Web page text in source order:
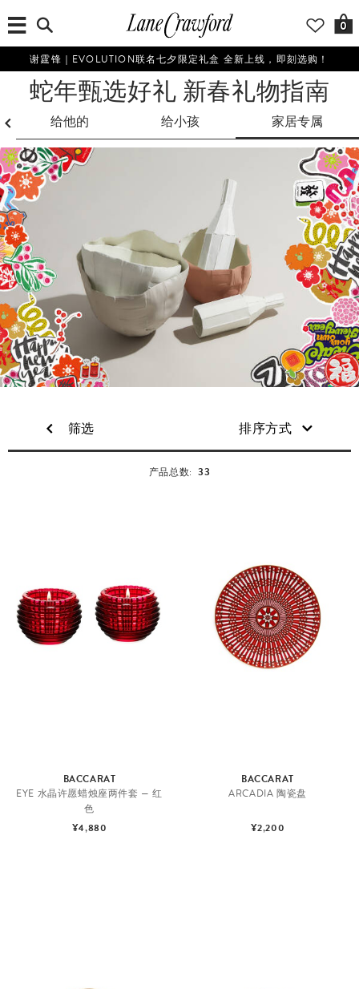
0
谢霆锋｜EVOLUTION联名七夕限定礼盒 全新上线，即刻选购！
蛇年甄选好礼 新春礼物指南
给他的 给小孩 家居专属
筛选 排序方式
产品总数: 33
BACCARAT
EYE 水晶许愿蜡烛座两件套 — 红
色
¥4,880
BACCARAT
ARCADIA 陶瓷盘
¥2,200